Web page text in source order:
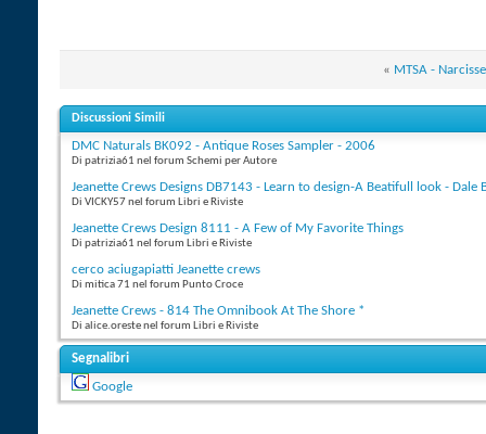
« MTSA -
Discussioni Simili
DMC Naturals BK092 - Antique Roses Sampler - 2006
Di patrizia61 nel forum Schemi per Autore
Jeanette Crews Designs DB7143 - Learn to design-A Beatifull look - Dale
Di VICKY57 nel forum Libri e Riviste
Jeanette Crews Design 8111 - A Few of My Favorite Things
Di patrizia61 nel forum Libri e Riviste
cerco aciugapiatti Jeanette crews
Di mitica 71 nel forum Punto Croce
Jeanette Crews - 814 The Omnibook At The Shore *
Di alice.oreste nel forum Libri e Riviste
Segnalibri
Google